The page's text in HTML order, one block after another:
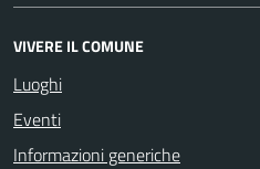
VIVERE IL COMUNE
Luoghi
Eventi
Informazioni generiche